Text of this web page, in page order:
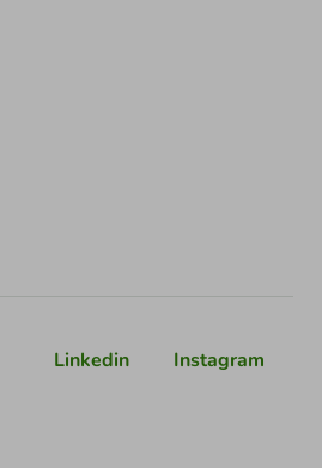
Linkedin Instagram